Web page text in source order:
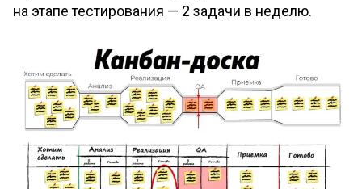
на этапе тестирования — 2 задачи в неделю.